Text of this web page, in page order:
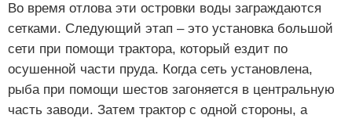
Во время отлова эти островки воды заграждаются
сетками. Следующий этап – это установка большой
сети при помощи трактора, который ездит по
осушенной части пруда. Когда сеть установлена,
рыба при помощи шестов загоняется в центральную
часть заводи. Затем трактор с одной стороны, а